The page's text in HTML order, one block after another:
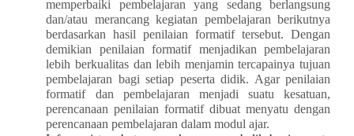
memperbaiki pembelajaran yang sedang berlangsung
dan/atau merancang kegiatan pembelajaran berikutnya
berdasarkan hasil penilaian formatif tersebut. Dengan
demikian penilaian formatif menjadikan pembelajaran
lebih berkualitas dan lebih menjamin tercapainya tujuan
pembelajaran bagi setiap peserta didik. Agar penilaian
formatif dan pembelajaran menjadi suatu kesatuan,
perencanaan penilaian formatif dibuat menyatu dengan
perencanaan pembelajaran dalam modul ajar.